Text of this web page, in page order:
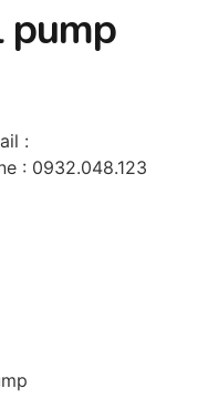
pump
:
: 0932.048.123